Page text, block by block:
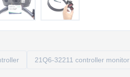
21Q6-32211 controller monitor